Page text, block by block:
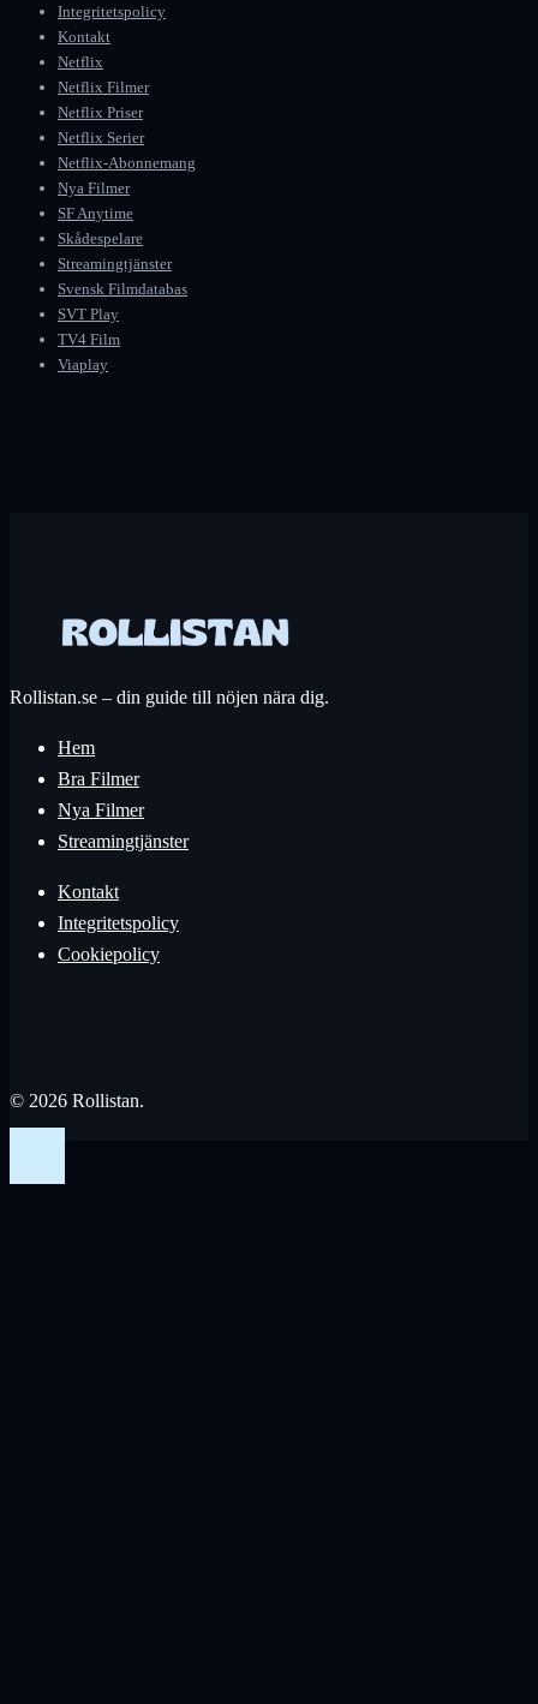
Integritetspolicy
Kontakt
Netflix
Netflix Filmer
Netflix Priser
Netflix Serier
Netflix-Abonnemang
Nya Filmer
SF Anytime
Skådespelare
Streamingtjänster
Svensk Filmdatabas
SVT Play
TV4 Film
Viaplay
Rollistan.se – din guide till nöjen nära dig.
Hem
Bra Filmer
Nya Filmer
Streamingtjänster
Kontakt
Integritetspolicy
Cookiepolicy
© 2026 Rollistan.